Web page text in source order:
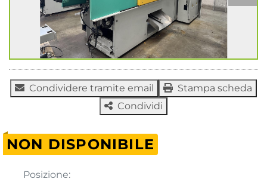
Condividere tramite email
Stampa scheda
Condividi
NON DISPONIBILE
Posizione: